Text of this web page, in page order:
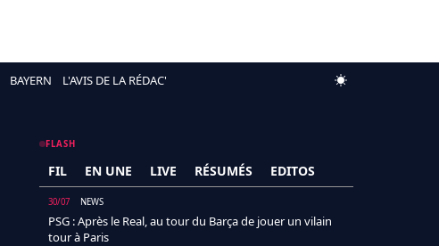
BAYERN L'AVIS DE LA RÉDAC'
FLASH
FIL EN UNE LIVE RÉSUMÉS EDITOS
30/07 NEWS
PSG : Après le Real, au tour du Barça de jouer un vilain
tour à Paris